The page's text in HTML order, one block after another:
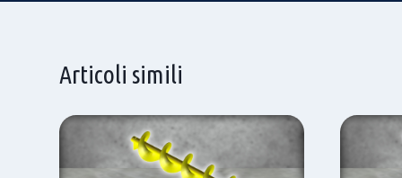
Articoli simili